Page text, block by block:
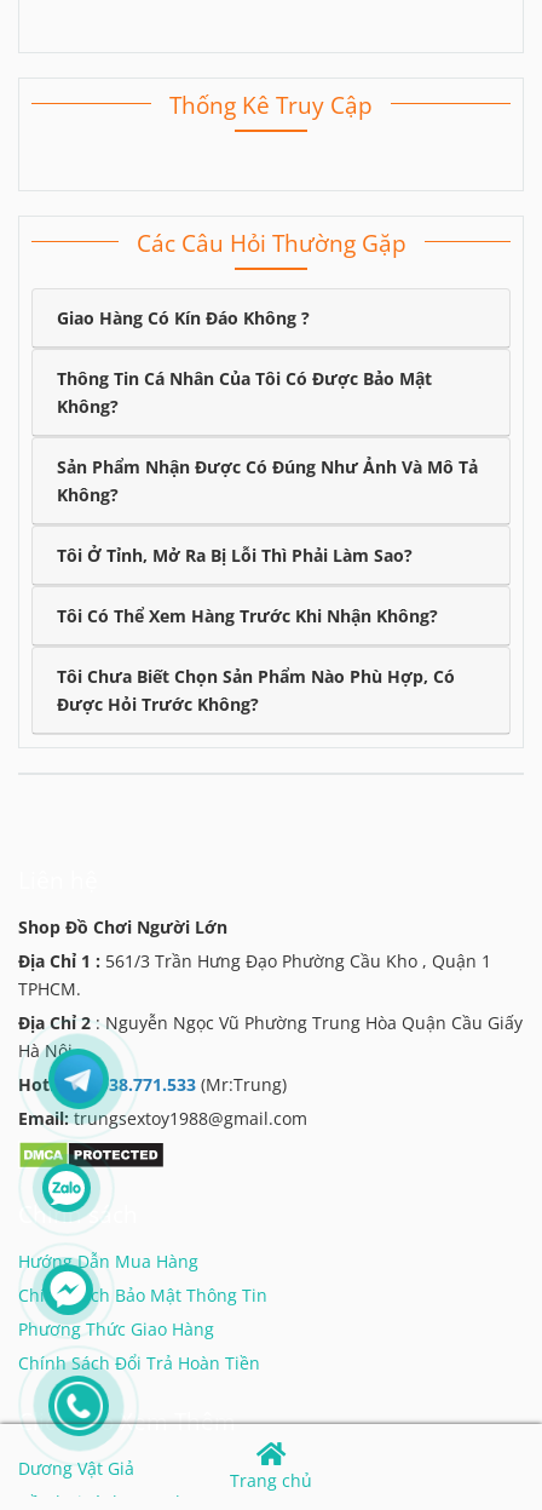
Thống Kê Truy Cập
Các Câu Hỏi Thường Gặp
Giao Hàng Có Kín Đáo Không ?
Thông Tin Cá Nhân Của Tôi Có Được Bảo Mật
Không?
Sản Phẩm Nhận Được Có Đúng Như Ảnh Và Mô Tả
Không?
Tôi Ở Tỉnh, Mở Ra Bị Lỗi Thì Phải Làm Sao?
Tôi Có Thể Xem Hàng Trước Khi Nhận Không?
Tôi Chưa Biết Chọn Sản Phẩm Nào Phù Hợp, Có
Được Hỏi Trước Không?
Shop Đồ Chơi Người Lớn
Địa Chỉ 1 : 561/3 Trần Hưng Đạo Phường Cầu Kho , Quận 1
TPHCM.
Địa Chỉ 2: Nguyễn Ngọc Vũ Phường Trung Hòa Quận Cầu Giấy
Hà Nội
Hotline: 0938.771.533 (Mr:Trung)
Email:trungsextoy1988@gmail.com
Chính sách
Hướng Dẫn Mua Hàng
Chính Sách Bảo Mật Thông Tin
Phương Thức Giao Hàng
Chính Sách Đổi Trả Hoàn Tiền
Click Vào Xem Thêm
Dương Vật Giả
Đồ Chơi Tình Dục Cho Les
Trang chủ